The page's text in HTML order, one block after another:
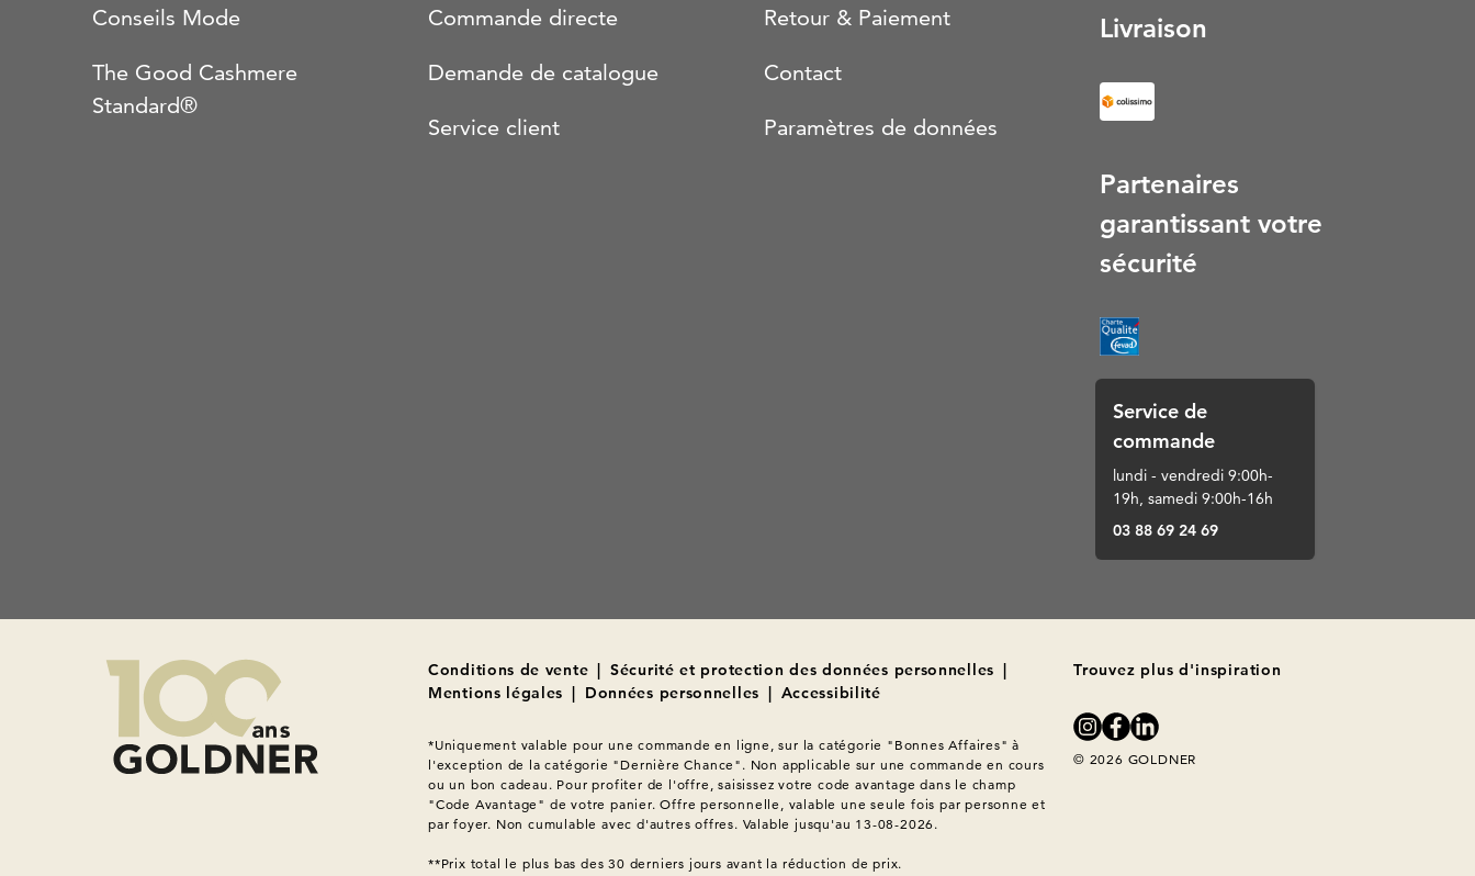
Conseils Mode
The Good Cashmere
Standard®
Commande directe
Demande de catalogue
Service client
Retour & Paiement
Contact
Paramètres de données
Livraison
Partenaires
garantissant votre
sécurité
Service de
commande
lundi - vendredi 9:00h-
19h, samedi 9:00h-16h
03 88 69 24 69
Conditions de vente | Sécurité et protection des données personnelles |
Mentions légales | Données personnelles | Accessibilité
*Uniquement valable pour une commande en ligne, sur la catégorie "Bonnes Affaires" à
l'exception de la catégorie "Dernière Chance". Non applicable sur une commande en cours
ou un bon cadeau. Pour profiter de l'offre, saisissez votre code avantage dans le champ
"Code Avantage" de votre panier. Offre personnelle, valable une seule fois par personne et
par foyer. Non cumulable avec d'autres offres. Valable jusqu'au 13-08-2026.
Trouvez plus d'inspiration
© 2026 GOLDNER